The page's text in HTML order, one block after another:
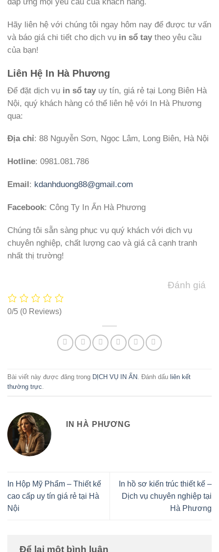
đáp ứng mọi yêu cầu của khách hàng.
Hãy liên hệ với chúng tôi ngay hôm nay để được tư vấn
và báo giá chi tiết cho dịch vụ in sổ taytheo yêu cầu
của bạn!
Liên Hệ In Hà Phương
Để đặt dịch vụ in sổ tayuy tín, giá rẻ tại Long Biên Hà
Nội, quý khách hàng có thể liên hệ với In Hà Phương
qua:
Địa chỉ: 88 Nguyễn Sơn, Ngọc Lâm, Long Biên, Hà Nội
Hotline: 0981.081.786
Email: kdanhduong88@gmail.com
Facebook: Công Ty In Ấn Hà Phương
Chúng tôi sẵn sàng phục vụ quý khách với dịch vụ
chuyên nghiệp, chất lượng cao và giá cả cạnh tranh
nhất thị trường!
Đánh giá
0/5 (0 Reviews)
Bài viết này được đăng trong DỊCH VỤ IN ẤN. Đánh dấu liên kết
thường trực.
IN HÀ PHƯƠNG
In Hộp Mỹ Phẩm – Thiết kế
cao cấp uy tín giá rẻ tại Hà
Nội
In hồ sơ kiến trúc thiết kế –
Dịch vụ chuyên nghiệp tại
Hà Phương
Để lại một bình luận